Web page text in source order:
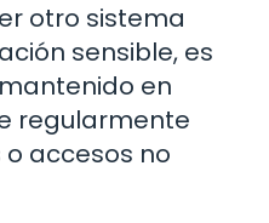
otro sistema
sensible, es
en
regularmente
accesos no